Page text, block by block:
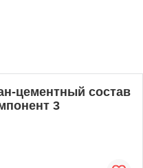
цементный состав
3